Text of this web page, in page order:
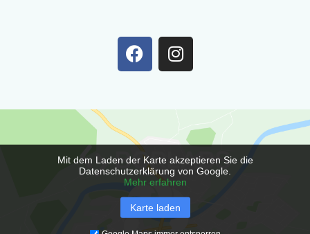
F
a
o
k
I
n
r
a
m
Mit dem Laden der Karte akzeptieren Sie die
Datenschutzerklärung von Google.
Mehr erfahren
Karte laden